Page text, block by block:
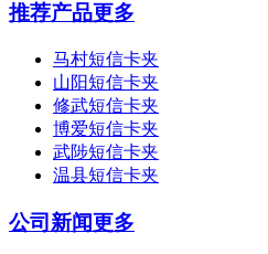
推荐产品更多
马村短信卡夹
山阳短信卡夹
修武短信卡夹
博爱短信卡夹
武陟短信卡夹
温县短信卡夹
公司新闻更多